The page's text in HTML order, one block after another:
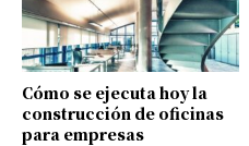
Cómo se ejecuta hoy la
construcción de oficinas
para empresas